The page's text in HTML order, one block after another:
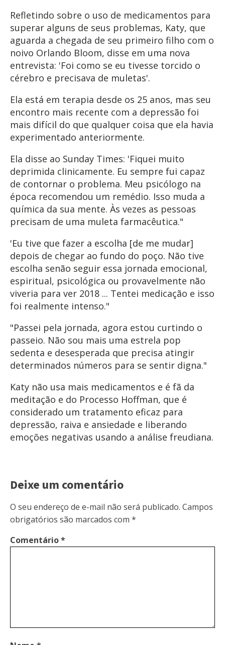
Refletindo sobre o uso de medicamentos para
superar alguns de seus problemas, Katy, que
aguarda a chegada de seu primeiro filho com o
noivo Orlando Bloom, disse em uma nova
entrevista: 'Foi como se eu tivesse torcido o
cérebro e precisava de muletas'.
Ela está em terapia desde os 25 anos, mas seu
encontro mais recente com a depressão foi
mais difícil do que qualquer coisa que ela havia
experimentado anteriormente.
Ela disse ao Sunday Times: 'Fiquei muito
deprimida clinicamente. Eu sempre fui capaz
de contornar o problema. Meu psicólogo na
época recomendou um remédio. Isso muda a
química da sua mente. Às vezes as pessoas
precisam de uma muleta farmacêutica."
'Eu tive que fazer a escolha [de me mudar]
depois de chegar ao fundo do poço. Não tive
escolha senão seguir essa jornada emocional,
espiritual, psicológica ou provavelmente não
viveria para ver 2018 ... Tentei medicação e isso
foi realmente intenso."
"Passei pela jornada, agora estou curtindo o
passeio. Não sou mais uma estrela pop
sedenta e desesperada que precisa atingir
determinados números para se sentir digna."
Katy não usa mais medicamentos e é fã da
meditação e do Processo Hoffman, que é
considerado um tratamento eficaz para
depressão, raiva e ansiedade e liberando
emoções negativas usando a análise freudiana.
Deixe um comentário
O seu endereço de e-mail não será publicado. Campos
obrigatórios são marcados com *
Comentário*